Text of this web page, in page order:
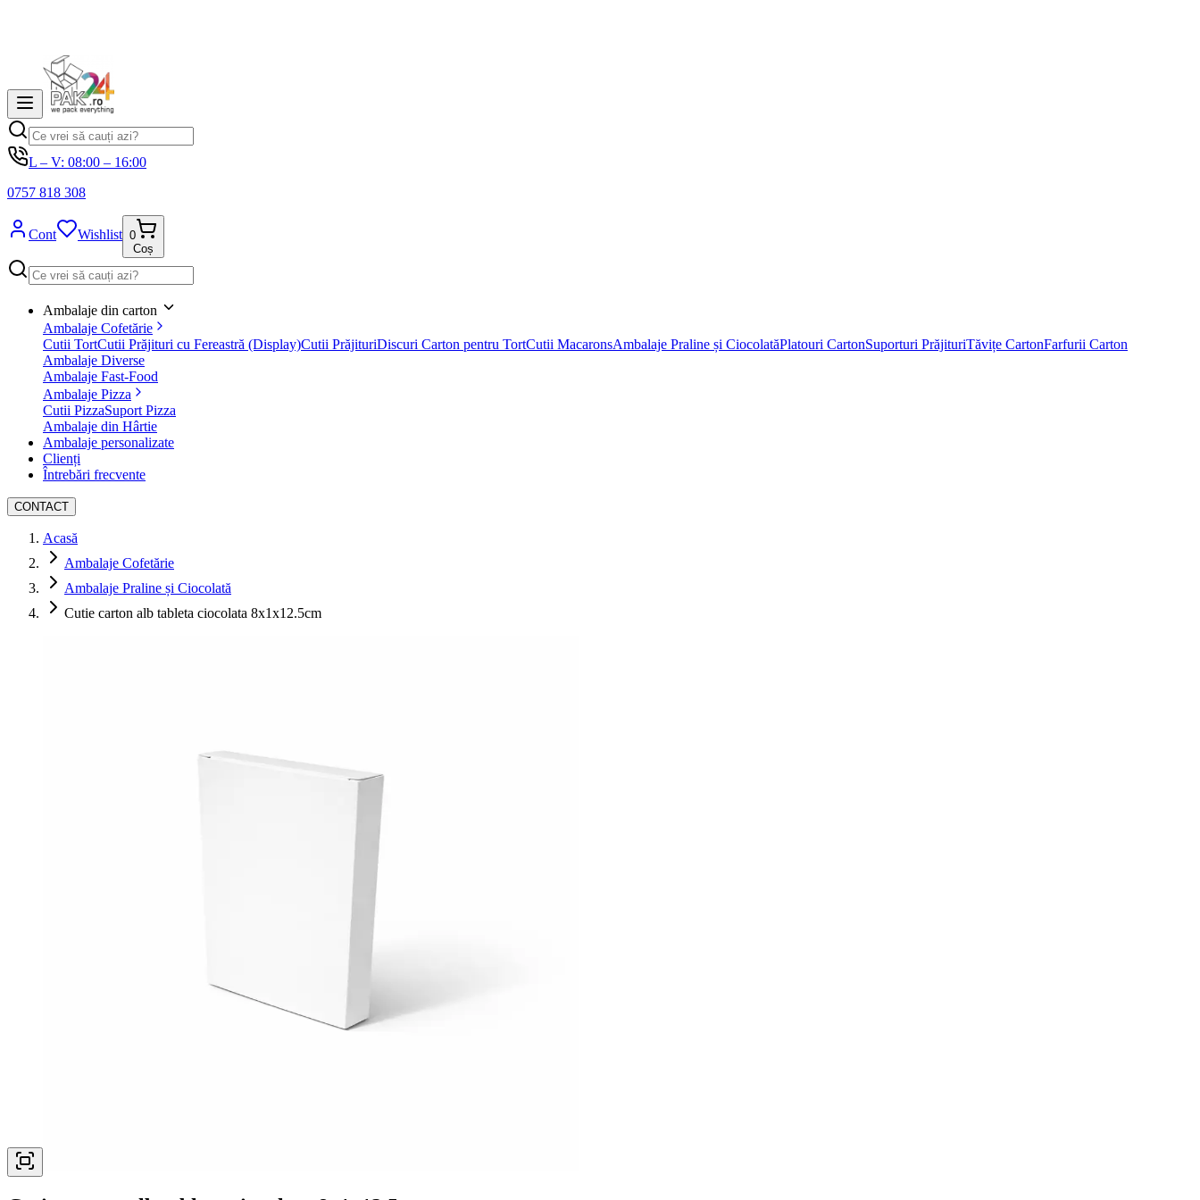
L – V: 08:00 – 16:00
0757 818 308
Cont Wishlist 0
Coș
Ambalaje din carton
Ambalaje Cofetărie
Cutii TortCutii Prăjituri cu Fereastră (Display)Cutii PrăjituriDiscuri Carton pentru TortCutii MacaronsAmbalaje Praline și CiocolatăPlatouri CartonSuporturi PrăjituriTăvițe CartonFarfurii Carton
Ambalaje Diverse
Ambalaje Fast-Food
Ambalaje Pizza
Cutii PizzaSuport Pizza
Ambalaje din Hârtie
Ambalaje personalizate
Clienți
Întrebări frecvente
CONTACT
Acasă
Ambalaje Cofetărie
Ambalaje Praline și Ciocolată
Cutie carton alb tableta ciocolata 8x1x12.5cm